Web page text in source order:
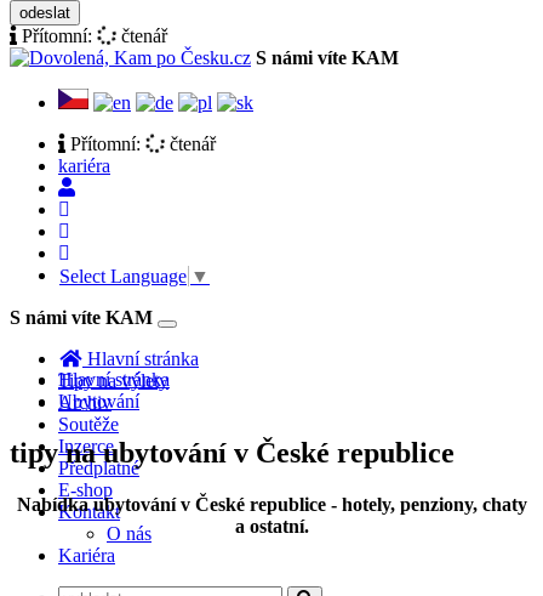
odeslat
Přítomní:
čtenář
S námi víte KAM
Přítomní:
čtenář
kariéra
Select Language ▼
S námi víte KAM
Toggle
navigation
Hlavní stránka
Tipy na výlety
Archiv
Soutěže
Inzerce
Předplatné
E-shop
Kontakt
O nás
Kariéra
Hlavní stránka
Ubytování
tipy na ubytování v České republice
Nabídka ubytování v České republice - hotely, penziony, chaty
a ostatní.